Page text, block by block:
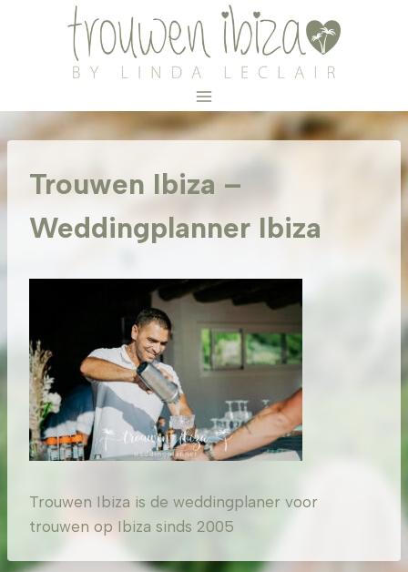
Trouwen Ibiza –
Weddingplanner Ibiza
Trouwen Ibiza is de weddingplaner voor
trouwen op Ibiza sinds 2005